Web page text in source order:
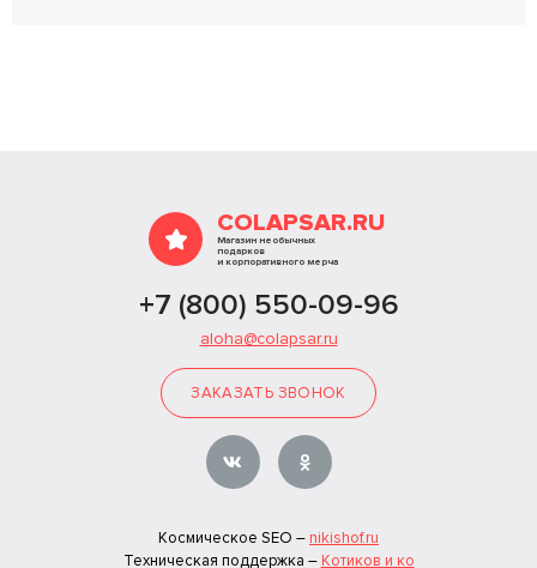
COLAPSAR.RU
Магазин необычных
подарков
и корпоративного мерча
+7 (800) 550-09-96
aloha@colapsar.ru
ЗАКАЗАТЬ ЗВОНОК
Космическое SEO – nikishof.ru
Техническая поддержка – Котиков и ко